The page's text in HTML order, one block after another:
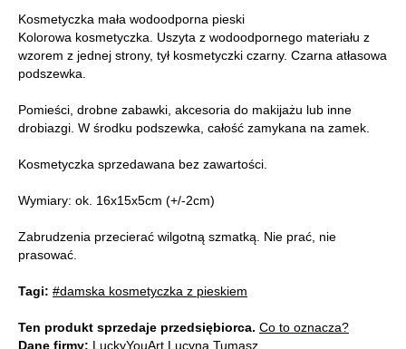
Kosmetyczka mała wodoodporna pieski
Kolorowa kosmetyczka. Uszyta z wodoodpornego materiału z
wzorem z jednej strony, tył kosmetyczki czarny. Czarna atłasowa
podszewka.
Pomieści, drobne zabawki, akcesoria do makijażu lub inne
drobiazgi. W środku podszewka, całość zamykana na zamek.
Kosmetyczka sprzedawana bez zawartości.
Wymiary: ok. 16x15x5cm (+/-2cm)
Zabrudzenia przecierać wilgotną szmatką. Nie prać, nie
prasować.
Tagi: #damska kosmetyczka z pieskiem
Ten produkt sprzedaje przedsiębiorca. Co to oznacza?
Dane firmy: LuckyYouArt Lucyna Tumasz